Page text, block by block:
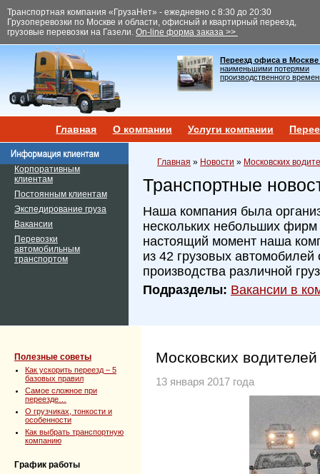
Транспортная компания «ГрузаНет» - ежедневно с 8:30 до 20:30
Грузоперевозки по Москве и области, офисный и квартирный переезд,
грузовые перевозки на Газели. On-line форма заказа >>
Переезд офиса в Москве
наименьшими потерями
производственного
Главная О компании Услуги компании
Корпоративным
клиентам
Постоянным клиентам
Экспедирование груза
Вакансии
Перевозки
автомобильным
транспортом
Главная » Новости » Московских
Транспортные
Наша компания была
нескольких небольших фирм
настоящий момент наша
из 42 грузовых автомобилей
производства различной
Подразделы: Вакансии в
Полезные советы
Как ускорить переезд – 5
базовых правил
Самое сложное при
переезде…
О грузчиках, тонкости и
особенности
Как выбрать транспортную
компанию
График работы
Московских
13 января 2017 года